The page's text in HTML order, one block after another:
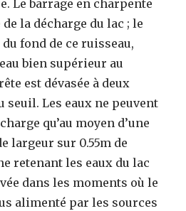
Le barrage en charpente
la décharge du lac ; le
fond de ce ruisseau,
bien supérieur au
est dévasée à deux
seuil. Les eaux ne peuvent
qu’au moyen d’une
largeur sur 0.55m de
retenant les eaux du lac
dans les moments où le
alimenté par les sources